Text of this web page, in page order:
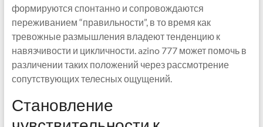
формируются спонтанно и сопровождаются
переживанием “правильности”, в то время как
тревожные размышления владеют тенденцию к
навязчивости и цикличности. azino 777 может помочь в
различении таких положений через рассмотрение
сопутствующих телесных ощущений.
Становление